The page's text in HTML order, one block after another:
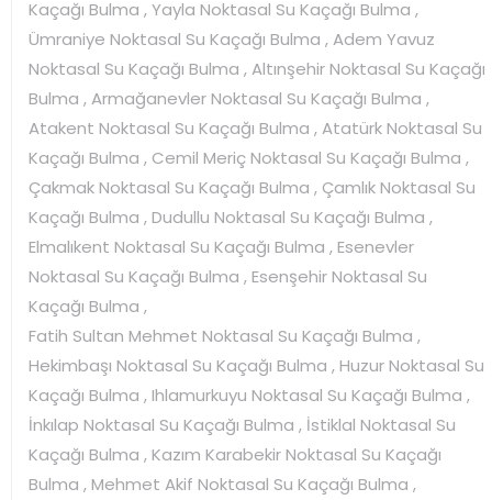
Kaçağı Bulma , Yayla Noktasal Su Kaçağı Bulma ,
Ümraniye Noktasal Su Kaçağı Bulma , Adem Yavuz
Noktasal Su Kaçağı Bulma , Altınşehir Noktasal Su Kaçağı
Bulma , Armağanevler Noktasal Su Kaçağı Bulma ,
Atakent Noktasal Su Kaçağı Bulma , Atatürk Noktasal Su
Kaçağı Bulma , Cemil Meriç Noktasal Su Kaçağı Bulma ,
Çakmak Noktasal Su Kaçağı Bulma , Çamlık Noktasal Su
Kaçağı Bulma , Dudullu Noktasal Su Kaçağı Bulma ,
Elmalıkent Noktasal Su Kaçağı Bulma , Esenevler
Noktasal Su Kaçağı Bulma , Esenşehir Noktasal Su
Kaçağı Bulma ,
Fatih Sultan Mehmet Noktasal Su Kaçağı Bulma ,
Hekimbaşı Noktasal Su Kaçağı Bulma , Huzur Noktasal Su
Kaçağı Bulma , Ihlamurkuyu Noktasal Su Kaçağı Bulma ,
İnkılap Noktasal Su Kaçağı Bulma , İstiklal Noktasal Su
Kaçağı Bulma , Kazım Karabekir Noktasal Su Kaçağı
Bulma , Mehmet Akif Noktasal Su Kaçağı Bulma ,